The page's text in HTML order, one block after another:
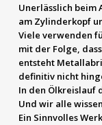
Unerlässlich beim
am Zylinderkopf
Viele verwenden
mit der Folge,
entsteht
definitiv nicht
In den Ölkreislauf
Und wir alle
Ein Sinnvolles